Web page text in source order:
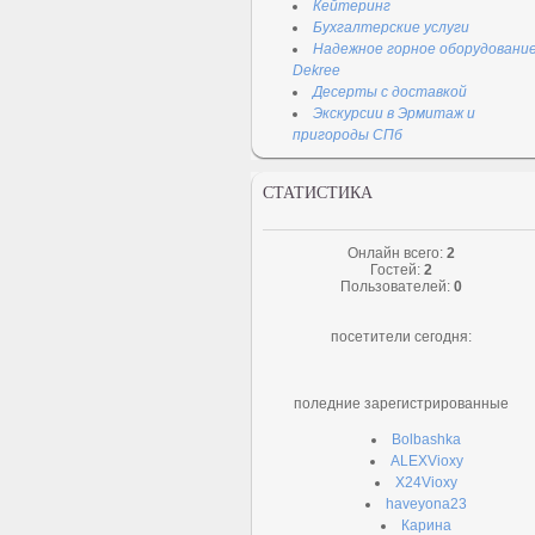
Кейтеринг
Бухгалтерские услуги
Надежное горное
Dekree
Десерты с доставкой
Экскурсии в Эрмитаж и
пригороды СПб
СТАТИСТИКА
Онлайн всего: 2
Гостей: 2
Пользователей: 0
посетители сегодня:
поледние зарегистрированные
Bolbashka
ALEXVioxy
X24Vioxy
haveyona23
Карина